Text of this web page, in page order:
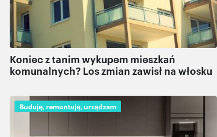
Koniec z tanim wykupem mieszkań
komunalnych? Los zmian zawisł na włosku
Buduję, remontuję, urządzam